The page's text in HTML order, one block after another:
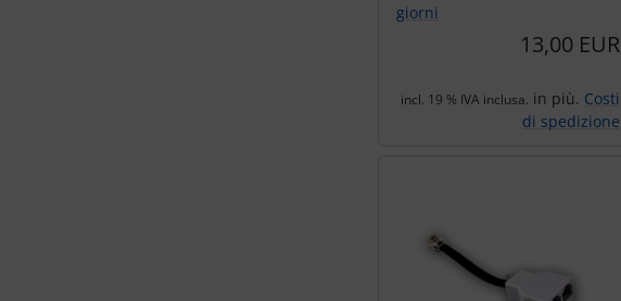
giorni
13,00 EUR
incl. 19 % IVA inclusa. in più. Costi
di spedizione